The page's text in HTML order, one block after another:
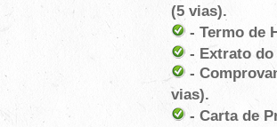
(5 vias).
- Termo de
- Extrato do
-
vias).
- Carta de